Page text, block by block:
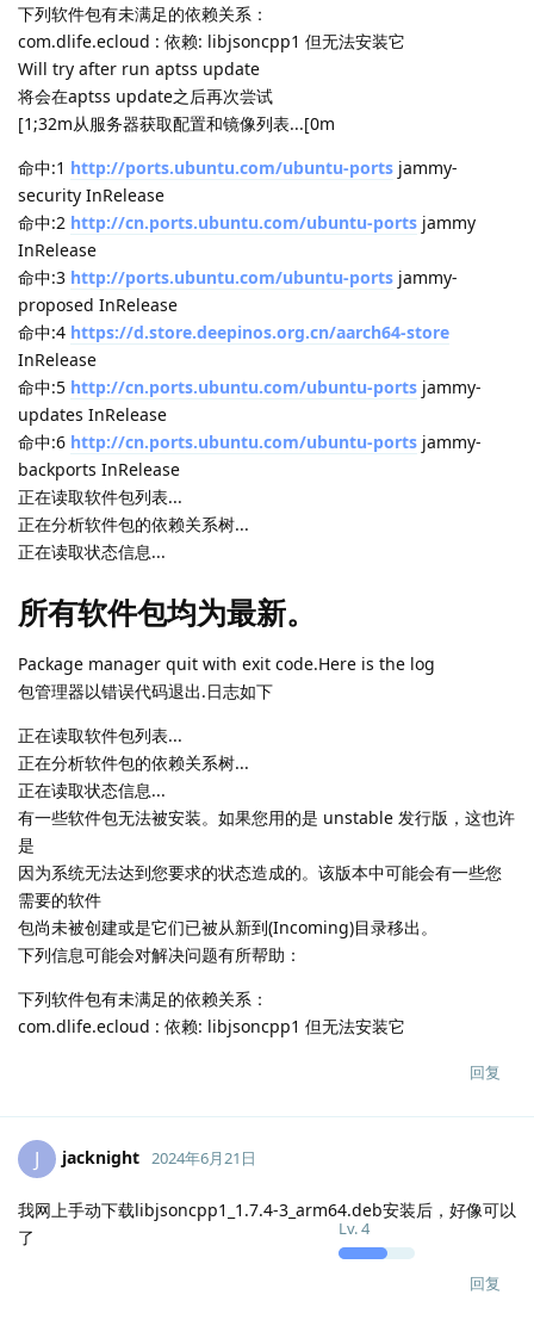
下列软件包有未满足的依赖关系：
com.dlife.ecloud : 依赖: libjsoncpp1 但无法安装它
Will try after run aptss update
将会在aptss update之后再次尝试
[1;32m从服务器获取配置和镜像列表...[0m
命中:1 http://ports.ubuntu.com/ubuntu-ports jammy-
security InRelease
命中:2 http://cn.ports.ubuntu.com/ubuntu-ports jammy
InRelease
命中:3 http://ports.ubuntu.com/ubuntu-ports jammy-
proposed InRelease
命中:4 https://d.store.deepinos.org.cn/aarch64-store
InRelease
命中:5 http://cn.ports.ubuntu.com/ubuntu-ports jammy-
updates InRelease
命中:6 http://cn.ports.ubuntu.com/ubuntu-ports jammy-
backports InRelease
正在读取软件包列表...
正在分析软件包的依赖关系树...
正在读取状态信息...
所有软件包均为最新。
Package manager quit with exit code.Here is the log
包管理器以错误代码退出.日志如下
正在读取软件包列表...
正在分析软件包的依赖关系树...
正在读取状态信息...
有一些软件包无法被安装。如果您用的是 unstable 发行版，这也许
是
因为系统无法达到您要求的状态造成的。该版本中可能会有一些您
需要的软件
包尚未被创建或是它们已被从新到(Incoming)目录移出。
下列信息可能会对解决问题有所帮助：
下列软件包有未满足的依赖关系：
com.dlife.ecloud : 依赖: libjsoncpp1 但无法安装它
回复
J jacknight
Lv.4
2024年6月21日
我网上手动下载libjsoncpp1_1.7.4-3_arm64.deb安装后，好像可以
了
回复